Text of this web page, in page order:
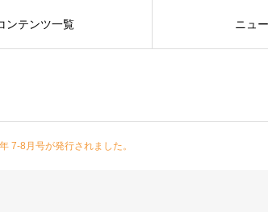
ンテンツ一覧 ニュ
7-8月号が発行されました。